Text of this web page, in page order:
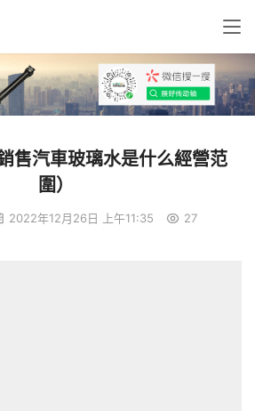
售汽車玻璃水是什么經營范
圍）
2022年12月26日 上午11:35 27